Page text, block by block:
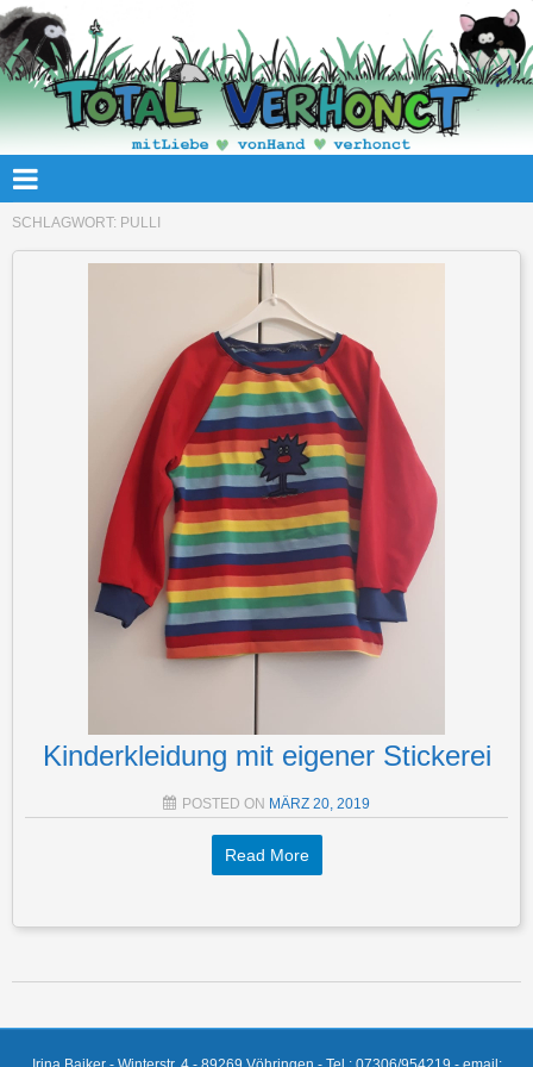
SCHLAGWORT: PULLI
Kinderkleidung mit eigener Stickerei
POSTED ON MÄRZ 20, 2019
Read More
Post navigation